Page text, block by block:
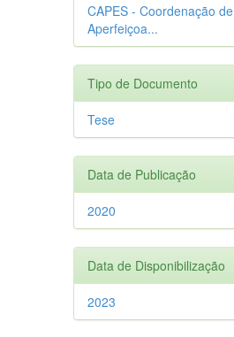
CAPES - Coordenação de
Aperfeiçoa...
Tipo de Documento
Tese
Data de Publicação
2020
Data de Disponibilização
2023